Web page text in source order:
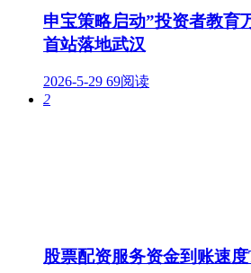
申宝策略启动”投资者教育
首站落地武汉
2026-5-29 69阅读
2
股票配资服务资金到账速